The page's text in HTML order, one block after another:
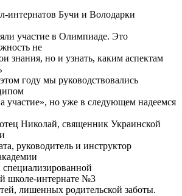
интернатов Бучи и Володарки
участие в Олимпиаде. Это
не
знания, но и узнать, каким аспектам
году мы руководствовались
участие», но уже в следующем надеемся
Николай, священник Украинской
руководитель и инструктор
школе-интернате №3
лишенных родительской заботы.